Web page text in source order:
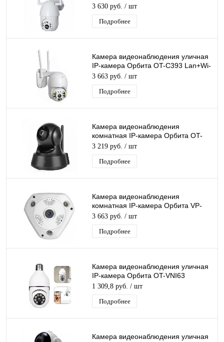
Lan+Wi-Fi камера 2 Mpix 3,6мм для
дома и др
3 630 руб. / шт
Подробнее
Камера видеонаблюдения уличная
IP-камера Орбита OT-C393 Lan+Wi-
Fi камера 2 Mpix 3,6мм для дома и
др
3 663 руб. / шт
Подробнее
Камера видеонаблюдения
комнатная IP-камера Орбита OT-
VNI21 черная Wi-Fi камера 2 Mpix
3,6мм
3 219 руб. / шт
Подробнее
Камера видеонаблюдения
комнатная IP-камера Орбита VP-
CVR360 Wi-Fi камера 1,3 Mpix
1,44мм
3 663 руб. / шт
Подробнее
Камера видеонаблюдения уличная
IP-камера Орбита OT-VNI63
Lan+Wi-Fi камера 2 Mpix, 3,6 мм,
Цоколь E27
1 309,8 руб. / шт
Подробнее
Камера видеонаблюдения уличная